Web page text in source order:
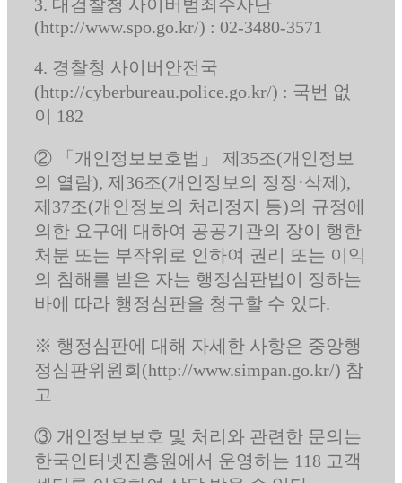
3. 대검찰청 사이버범죄수사단
(http://www.spo.go.kr/) : 02-3480-3571
4. 경찰청 사이버안전국
(http://cyberbureau.police.go.kr/) : 국번 없
이 182
② 「개인정보보호법」 제35조(개인정보
의 열람), 제36조(개인정보의 정정·삭제),
제37조(개인정보의 처리정지 등)의 규정에
의한 요구에 대하여 공공기관의 장이 행한
처분 또는 부작위로 인하여 권리 또는 이익
의 침해를 받은 자는 행정심판법이 정하는
바에 따라 행정심판을 청구할 수 있다.
※ 행정심판에 대해 자세한 사항은 중앙행
정심판위원회(http://www.simpan.go.kr/) 참
고
③ 개인정보보호 및 처리와 관련한 문의는
한국인터넷진흥원에서 운영하는 118 고객